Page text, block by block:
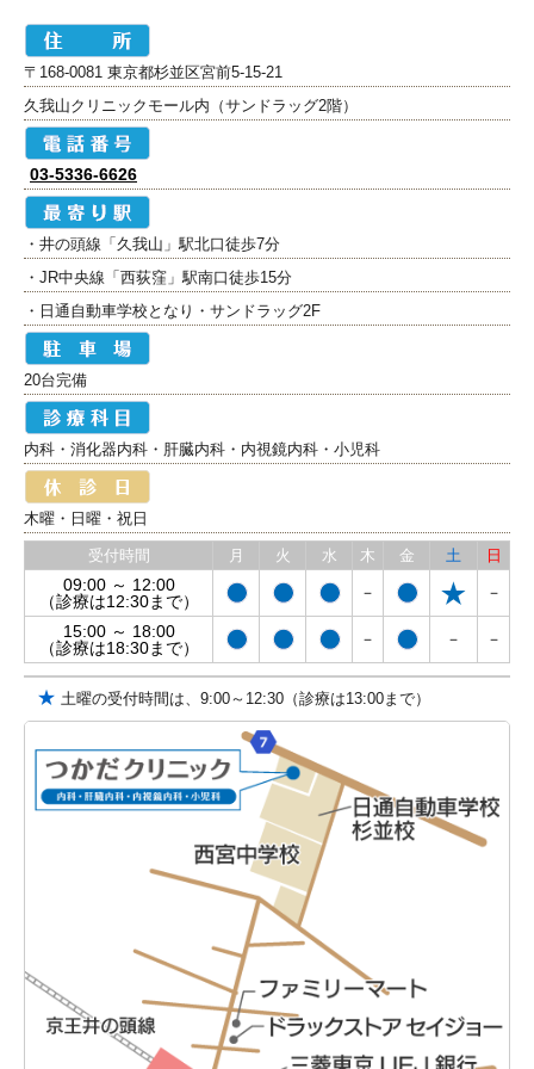
〒168-0081 東京都杉並区宮前5-15-21
久我山クリニックモール内（サンドラッグ2階）
03-5336-6626
・井の頭線「久我山」駅北口徒歩7分
・JR中央線「西荻窪」駅南口徒歩15分
・日通自動車学校となり・サンドラッグ2F
20台完備
内科・消化器内科・肝臓内科・内視鏡内科・小児科
木曜・日曜・祝日
受付時間 月 火 水 木 金 土 日
09:00 ～ 12:00
（診療は12:30まで）
－ －
15:00 ～ 18:00
（診療は18:30まで）
－ － －
★ 土曜の受付時間は、9:00～12:30（診療は13:00まで）